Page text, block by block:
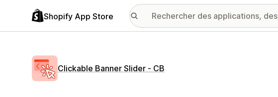
Shopify App Store
Clickable Banner Slider ‑ CB